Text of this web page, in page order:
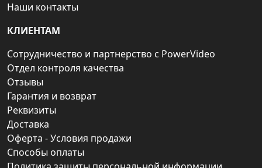
Наши контакты
КЛИЕНТАМ
Сотрудничество и партнерство с PowerVideo
Отдел контроля качества
Отзывы
Гарантия и возврат
Реквизиты
Доставка
Оферта - Условия продажи
Способы оплаты